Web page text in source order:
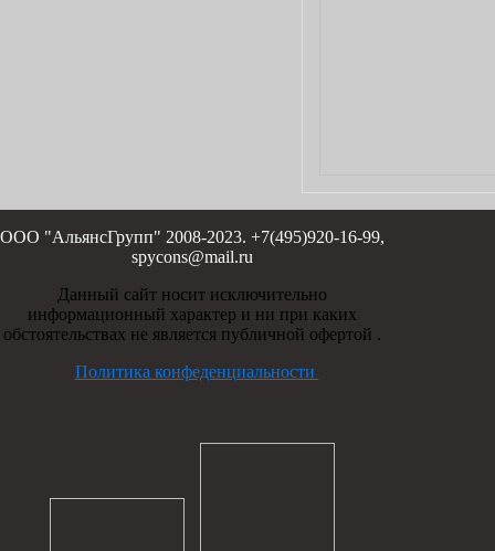
ООО "АльянсГрупп" 2008-2023. +7(495)920-16-99,
spycons@mail.ru
Данный сайт носит исключительно
информационный характер и ни при каких
обстоятельствах не является публичной офертой .
Политика конфеденциальности